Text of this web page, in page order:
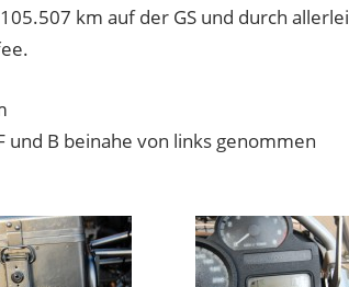
km auf der GS und durch
und B beinahe von links genommen